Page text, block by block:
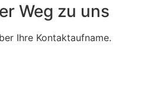
Weg zu uns
Ihre Kontaktaufname.